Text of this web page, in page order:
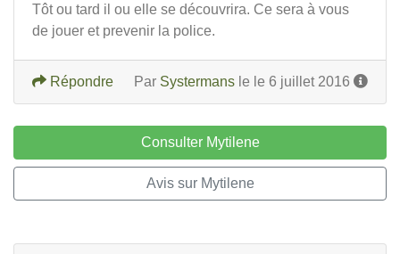
Tôt ou tard il ou elle se découvrira. Ce sera à vous
de jouer et prevenir la police.
Par Systermans le le 6 juillet 2016
Répondre
Consulter Mytilene
Avis sur Mytilene